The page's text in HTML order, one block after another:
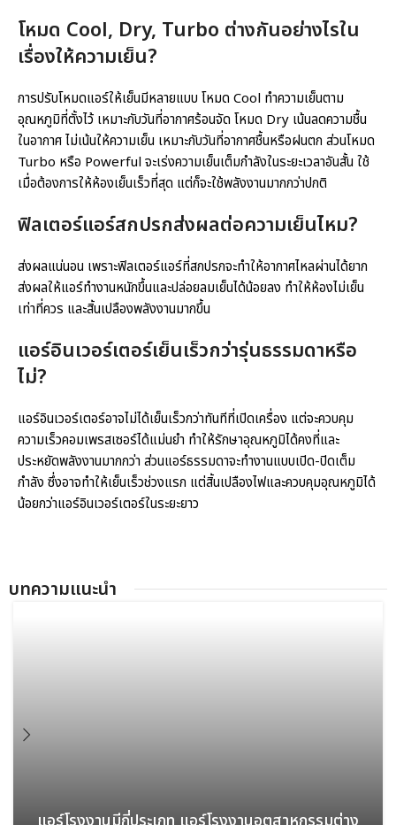
โหมด Cool, Dry, Turbo ต่างกันอย่างไรใน
เรื่องให้ความเย็น?
การปรับโหมดแอร์ให้เย็นมีหลายแบบ โหมด Cool ทำความเย็นตาม
อุณหภูมิที่ตั้งไว้ เหมาะกับวันที่อากาศร้อนจัด โหมด Dry เน้นลดความชื้น
ในอากาศ ไม่เน้นให้ความเย็น เหมาะกับวันที่อากาศชื้นหรือฝนตก ส่วนโหมด
Turbo หรือ Powerful จะเร่งความเย็นเต็มกำลังในระยะเวลาอันสั้น ใช้
เมื่อต้องการให้ห้องเย็นเร็วที่สุด แต่ก็จะใช้พลังงานมากกว่าปกติ
ฟิลเตอร์แอร์สกปรกส่งผลต่อความเย็นไหม?
ส่งผลแน่นอน เพราะฟิลเตอร์แอร์ที่สกปรกจะทำให้อากาศไหลผ่านได้ยาก
ส่งผลให้แอร์ทำงานหนักขึ้นและปล่อยลมเย็นได้น้อยลง ทำให้ห้องไม่เย็น
เท่าที่ควร และสิ้นเปลืองพลังงานมากขึ้น
แอร์อินเวอร์เตอร์เย็นเร็วกว่ารุ่นธรรมดาหรือ
ไม่?
แอร์อินเวอร์เตอร์อาจไม่ได้เย็นเร็วกว่าทันทีที่เปิดเครื่อง แต่จะควบคุม
ความเร็วคอมเพรสเซอร์ได้แม่นยำ ทำให้รักษาอุณหภูมิได้คงที่และ
ประหยัดพลังงานมากกว่า ส่วนแอร์ธรรมดาจะทำงานแบบเปิด-ปิดเต็ม
กำลัง ซึ่งอาจทำให้เย็นเร็วช่วงแรก แต่สิ้นเปลืองไฟและควบคุมอุณหภูมิได้
น้อยกว่าแอร์อินเวอร์เตอร์ในระยะยาว
บทความแนะนํา